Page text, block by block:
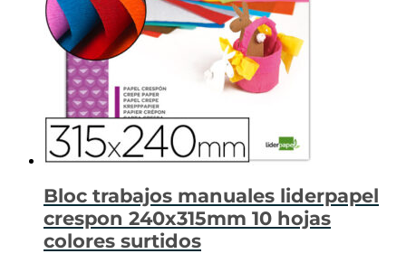
Bloc trabajos manuales liderpapel
crespon 240x315mm 10 hojas
colores surtidos